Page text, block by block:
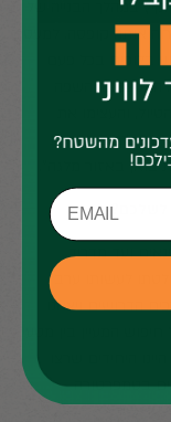
במהלך הבנייה של
אותה קופסה. למעט
בלופים בכל פעם
המקצבים, השפה
בערבים לתחנת
באזור מלגה".
לשלכם?
ועד מדריד,
לעשותו ערב
הדרושים ויצאנו
היחידים שרצו
בטמפרטורה